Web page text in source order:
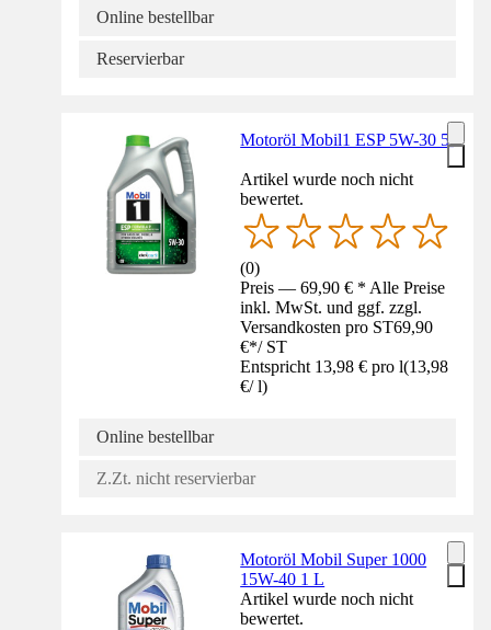
Online bestellbar
Reservierbar
Motoröl Mobil1 ESP 5W-30 5l
Artikel wurde noch nicht
bewertet.
(0)
Preis — 69,90 € * Alle Preise
inkl. MwSt. und ggf. zzgl.
Versandkosten pro ST69,90
€*/ ST
Entspricht 13,98 € pro l(13,98
€/ l)
Online bestellbar
Z.Zt. nicht reservierbar
Motoröl Mobil Super 1000
15W-40 1 L
Artikel wurde noch nicht
bewertet.